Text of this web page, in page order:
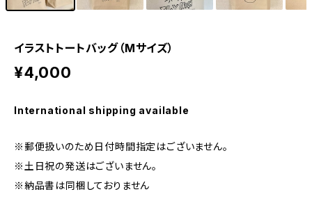
イラストトートバッグ（Mサイズ）
¥4,000
International shipping available
※郵便扱いのため日付時間指定はございません。
※土日祝の発送はございません。
※納品書は同梱しておりません